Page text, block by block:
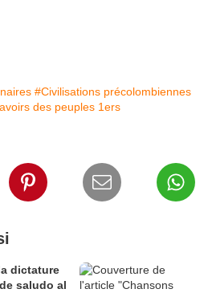
#Civilisations précolombiennes
des peuples 1ers
dictature
saludo al